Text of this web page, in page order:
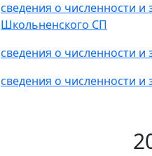
сведения о численности
Школьненского СП
сведения о численности и
сведения о численности